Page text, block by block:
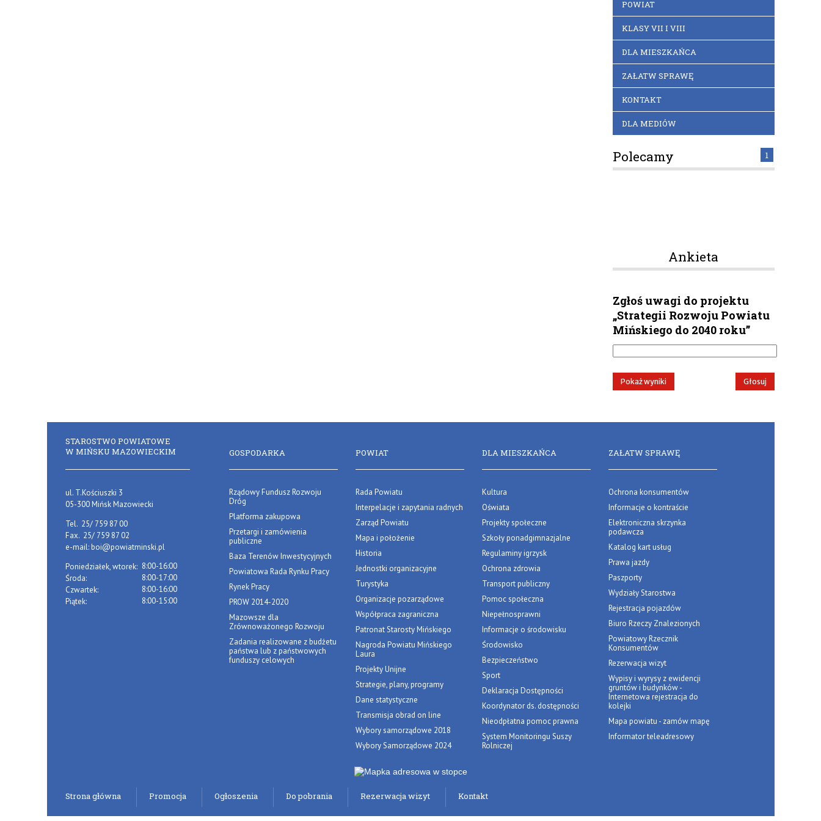
POWIAT
KLASY VII I VIII
DLA MIESZKAŃCA
ZAŁATW SPRAWĘ
KONTAKT
DLA MEDIÓW
Polecamy 1
Ankieta
Zgłoś uwagi do projektu
„Strategii Rozwoju Powiatu
Mińskiego do 2040 roku”
STAROSTWO POWIATOWE
W MIŃSKU MAZOWIECKIM
ul. T.Kościuszki 3
05-300 Mińsk Mazowiecki
Tel. 25/ 759 87 00
Fax. 25/ 759 87 02
e-mail:boi@powiatminski.pl
Poniedziałek, wtorek: 8:00-16:00
Środa:
8:00-17:00
Czwartek:
8:00-16:00
Piątek:
8:00-15:00
GOSPODARKA
Rządowy Fundusz Rozwoju
Dróg
Platforma zakupowa
Przetargi i zamówienia
publiczne
Baza Terenów Inwestycyjnych
Powiatowa Rada Rynku Pracy
Rynek Pracy
PROW 2014-2020
Mazowsze dla
Zrównoważonego Rozwoju
Zadania realizowane z budżetu
państwa lub z państwowych
funduszy celowych
POWIAT
Rada Powiatu
Interpelacje i zapytania radnych
Zarząd Powiatu
Mapa i położenie
Historia
Jednostki organizacyjne
Turystyka
Organizacje pozarządowe
Współpraca zagraniczna
Patronat Starosty Mińskiego
Nagroda Powiatu Mińskiego
Laura
Projekty Unijne
Strategie, plany, programy
Dane statystyczne
Transmisja obrad on line
Wybory samorządowe 2018
Wybory Samorządowe 2024
DLA MIESZKAŃCA
Kultura
Oświata
Projekty społeczne
Szkoły ponadgimnazjalne
Regulaminy igrzysk
Ochrona zdrowia
Transport publiczny
Pomoc społeczna
Niepełnosprawni
Informacje o środowisku
Środowisko
Bezpieczeństwo
Sport
Deklaracja Dostępności
Koordynator ds. dostępności
Nieodpłatna pomoc prawna
System Monitoringu Suszy
Rolniczej
ZAŁATW SPRAWĘ
Ochrona konsumentów
Informacje o kontraście
Elektroniczna skrzynka
podawcza
Katalog kart usług
Prawa jazdy
Paszporty
Wydziały Starostwa
Rejestracja pojazdów
Biuro Rzeczy Znalezionych
Powiatowy Rzecznik
Konsumentów
Rezerwacja wizyt
Wypisy i wyrysy z ewidencji
gruntów i budynków -
Internetowa rejestracja do
kolejki
Mapa powiatu - zamów mapę
Informator teleadresowy
Strona główna Promocja Ogłoszenia Do pobrania Rezerwacja wizyt Kontakt